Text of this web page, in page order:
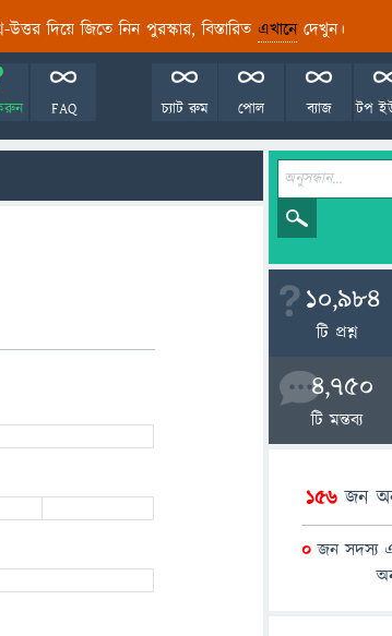
উত্তর দিয়ে জিতে নিন পুরস্কার, বিস্তারিত এখানেদেখুন।
FAQ টপ
ব্যাজ
পোল
চ্যাট রুম
10,984
টি প্রশ্ন
4,750
টি মন্তব্য
156 জন
0 জন সদস্য